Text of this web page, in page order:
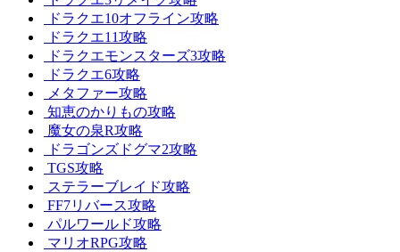
ドラクエ10オフライン攻略
ドラクエ11攻略
ドラクエモンスターズ3攻略
ドラクエ6攻略
メタファー攻略
知恵のかりもの攻略
魔女の泉R攻略
ドラゴンズドグマ2攻略
TGS攻略
ステラーブレイド攻略
FF7リバース攻略
パルワールド攻略
マリオRPG攻略